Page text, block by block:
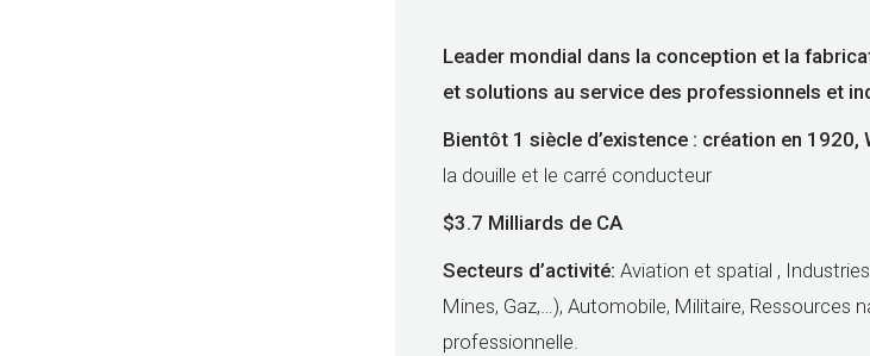
Leader mondial dans la conception et la
et solutions au service des professionnels et
Bientôt 1 siècle d’existence : création en 1920,
la douille et le carré conducteur
$3.7 Milliards de CA
Secteurs d’activité: Aviation et spatial ,
Mines, Gaz,…), Automobile, Militaire, Ressources
professionnelle.